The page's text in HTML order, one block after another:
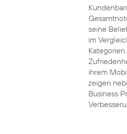
seine
im
ihrem
zeigen
Business